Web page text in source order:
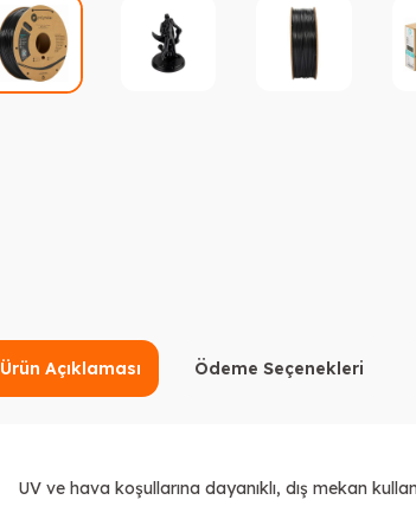
Ürün Açıklaması Ödeme Seçenekleri
UV ve hava koşullarına dayanıklı, dış mekan